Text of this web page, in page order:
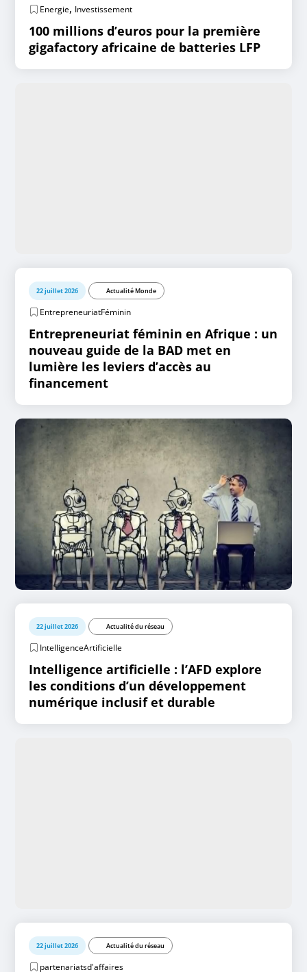
Energie, Investissement
100 millions d’euros pour la première
gigafactory africaine de batteries LFP
22 juillet 2026 Actualité Monde
EntrepreneuriatFéminin
Entrepreneuriat féminin en Afrique : un
nouveau guide de la BAD met en
lumière les leviers d’accès au
financement
22 juillet 2026 Actualité du réseau
IntelligenceArtificielle
Intelligence artificielle : l’AFD explore
les conditions d’un développement
numérique inclusif et durable
22 juillet 2026 Actualité du réseau
partenariatsd'affaires